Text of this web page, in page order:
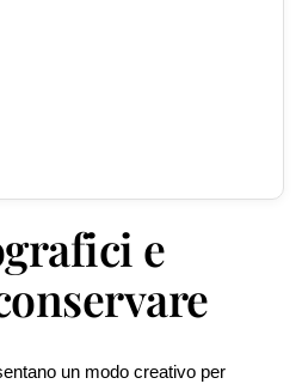
e
un modo creativo per